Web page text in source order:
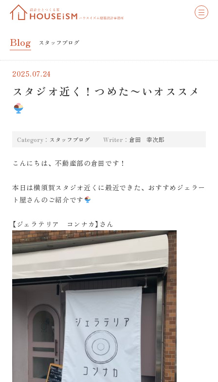
Blog スタッフブログ
2025.07.24
スタジオ近く！つめた〜いオススメ
Category： スタッフブログ Writer：倉田 幸次郎
こんにちは、不動産部の倉田です！
本日は横須賀スタジオ近くに最近できた、おすすめジェラー
ト屋さんのご紹介です
【ジェラテリア コンナカ】さん